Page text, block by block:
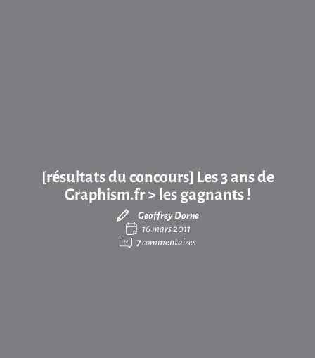
[résultats du concours] Les 3 ans de
Graphism.fr > les gagnants !
Geoffrey Dorne
16 mars 2011
7commentaires